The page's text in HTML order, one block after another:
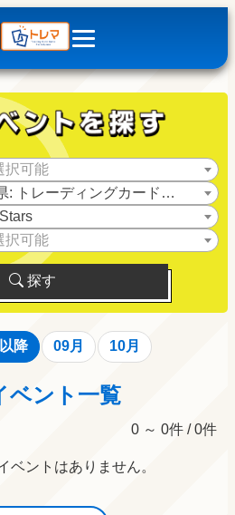
択可能
: トレーディングカードピット小
択可能
探す
降 09月 10月
ベント一覧
0 ～ 0件 / 0件
ベントはありません。